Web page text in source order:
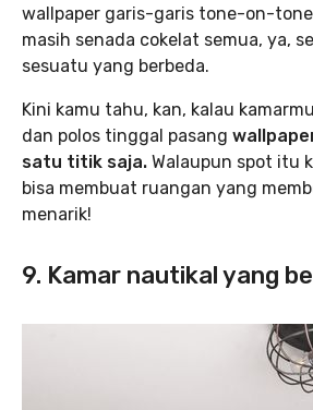
wallpaper garis-garis tone-on-tone
masih senada cokelat semua, ya,
sesuatu yang berbeda.
Kini kamu tahu, kan, kalau
dan polos tinggal pasang
satu titik saja. Walaupun spot itu
bisa membuat ruangan yang
menarik!
9. Kamar nautikal yang